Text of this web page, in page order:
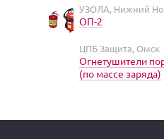
УЗОЛА, Нижний
ОП-2
ЦПБ Защита, Омск
Огнетушители
(по массе заряда)